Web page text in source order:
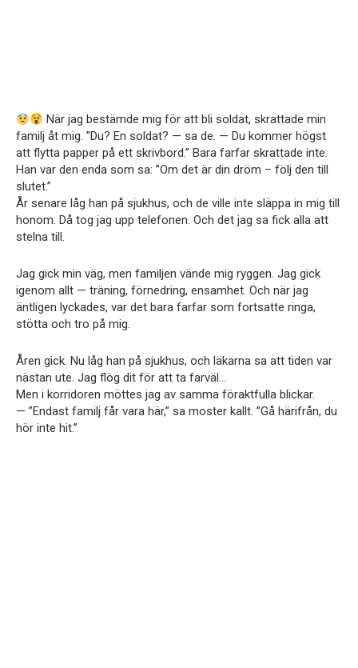
När jag bestämde mig för att bli soldat, skrattade min
familj åt mig. ”Du? En soldat? — sa de. — Du kommer högst
att flytta papper på ett skrivbord.” Bara farfar skrattade inte.
Han var den enda som sa: ”Om det är din dröm – följ den till
slutet.”
År senare låg han på sjukhus, och de ville inte släppa in mig till
honom. Då tog jag upp telefonen. Och det jag sa fick alla att
stelna till.
Jag gick min väg, men familjen vände mig ryggen. Jag gick
igenom allt — träning, förnedring, ensamhet. Och när jag
äntligen lyckades, var det bara farfar som fortsatte ringa,
stötta och tro på mig.
Åren gick. Nu låg han på sjukhus, och läkarna sa att tiden var
nästan ute. Jag flög dit för att ta farväl…
Men i korridoren möttes jag av samma föraktfulla blickar.
— ”Endast familj får vara här,” sa moster kallt. ”Gå härifrån, du
hör inte hit.”